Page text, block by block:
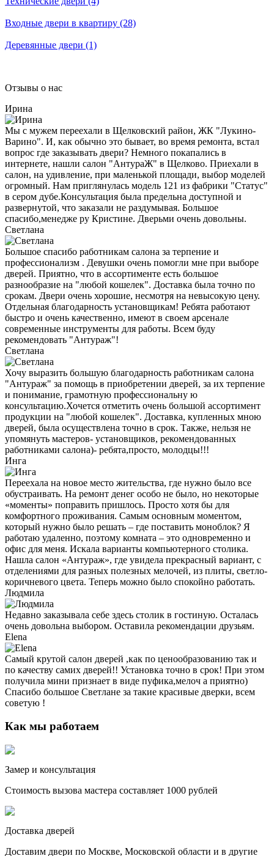
Входные двери в квартиру (28)
Деревянные двери (1)
Отзывы о нас
Ирина
Мы с мужем переехали в Щелковский район, ЖК "Лукино-
Варино". И, как обычно это бывает, во время ремонта, встал
вопрос где заказывать двери? Немного покапались в
интернете, нашли салон "АнтураЖ" в Щелково. Приехали в
салон, на удивление, при маленькой площади, выбор моделей
огромный. Нам приглянулась модель 121 из фабрики "Статус"
в сером дубе.Консультация была предельна доступной и
развернутой, что заказали не раздумывая. Большое
спасибо,менедже ру Кристине. Дверьми очень довольны.
Светлана
Большое спасибо работникам салона за терпение и
профессионализм . Девушки очень помогли мне при выборе
дверей. Приятно, что в ассортименте есть большое
разнообразие на "любой кошелек". Доставка была точно по
срокам. Двери очень хорошие, несмотря на невысокую цену.
Отдельная благодарность установщикам! Ребята работают
быстро и очень качественно, имеют в своем арсенале
современные инструменты для работы. Всем буду
рекомендовать "Антураж"!
Светлана
Хочу выразить большую благодарность работникам салона
"Антураж" за помощь в приобретении дверей, за их терпение
и понимание, грамотную профессиональну ю
консультацию.Хочется отметить очень большой ассортимент
продукции на "любой кошелек". Доставка, купленных мною
дверей, была осуществлена точно в срок. Также, нельзя не
упомянуть мастеров- установщиков, рекомендованных
работниками салона)- ребята,просто, молодцы!!!
Инга
Переехала на новое место жительства, где нужно было все
обустраивать. На ремонт денег особо не было, но некоторые
«моменты» поправить пришлось. Просто хотя бы для
комфортного проживания. Самым основным моментом,
который нужно было решать – где поставить моноблок? Я
работаю удаленно, поэтому комната – это одновременно и
офис для меня. Искала варианты компьютерного столика.
Нашла салон «Антураж», где увидела прекрасный вариант, с
отделениями для разных полезных мелочей, из плиты, светло-
коричневого цвета. Теперь можно было спокойно работать.
Людмила
Недавно заказывала себе здесь столик в гостиную. Осталась
очень довольна выбором. Оставила рекомендации друзьям.
Elena
Самый крутой салон дверей ,как по ценообразованию так и
по качеству самих дверей!! Установка точно в срок! При этом
получила мини признает в виде пуфика,мелоч а приятно)
Спасибо большое Светлане за такие красивые дверки, всем
советую !
Как мы работаем
Замер и консультация
Стоимость вызова мастера составляет 1000 рублей
Доставка дверей
Доставим двери по Москве, Московской области и в другие